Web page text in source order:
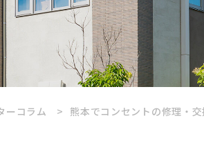
ーコラム 熊本でコンセントの修理・